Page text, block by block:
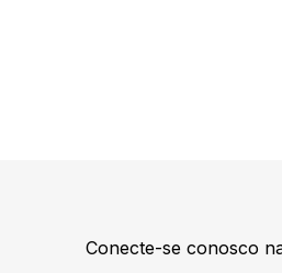
Conecte-se conosco